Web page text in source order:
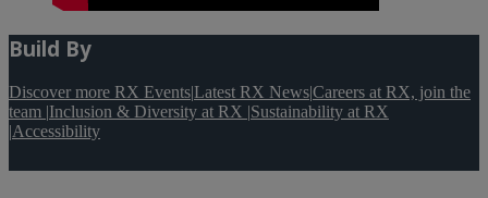
Build By
Discover more RX Events|Latest RX News|Careers at RX, join the
team |Inclusion & Diversity at RX |Sustainability at RX
|Accessibility